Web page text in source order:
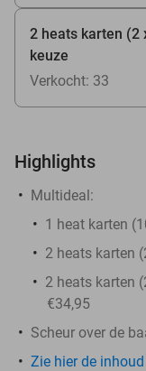
2 heats karten (2
keuze
Verkocht: 33
Highlights
Multideal:
1 heat karten
2 heats karten
2 heats karten
€34,95
Scheur over de
Zie hier de